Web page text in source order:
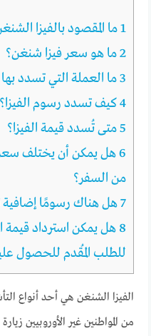
1ما المقصود بالفيزا
2ما هو سعر فيزا شنغن؟
3ما العملة التي تسدد
4كيف تسدد رسوم الفيزا؟
5متى تُسدد قيمة الفيزا؟
6هل يمكن أن يختلف
من السفر؟
7هل هناك رسومًا إضافية
8 هل يمكن استرداد قيمة
للطلب المُقدم للحصول
الفيزا الشنغن هي أحد أنواع
من المواطنين غير الأوروبيين زيارة 26 دولة أوروبية، هما: